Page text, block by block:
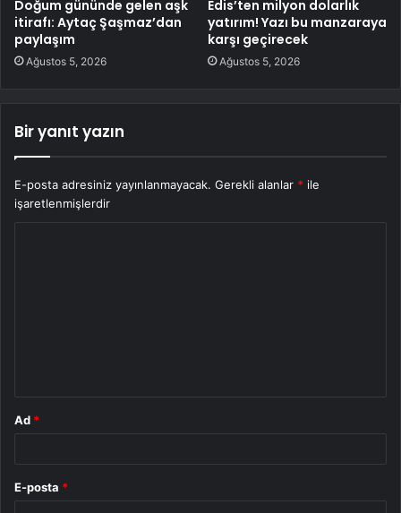
Doğum gününde gelen aşk
itirafı: Aytaç Şaşmaz’dan
paylaşım
Ağustos 5, 2026
Edis’ten milyon dolarlık
yatırım! Yazı bu manzaraya
karşı geçirecek
Ağustos 5, 2026
Bir yanıt yazın
E-posta adresiniz yayınlanmayacak. Gerekli alanlar * ile
işaretlenmişlerdir
Ad *
E-posta *